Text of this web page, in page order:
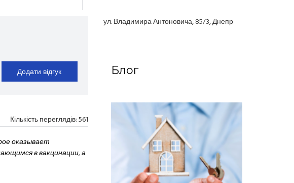
Додати відгук
Кількість переглядів:561
оказывает
в вакцинации, а
ул. Владимира Антоновича, 85/3, Днепр
Блог